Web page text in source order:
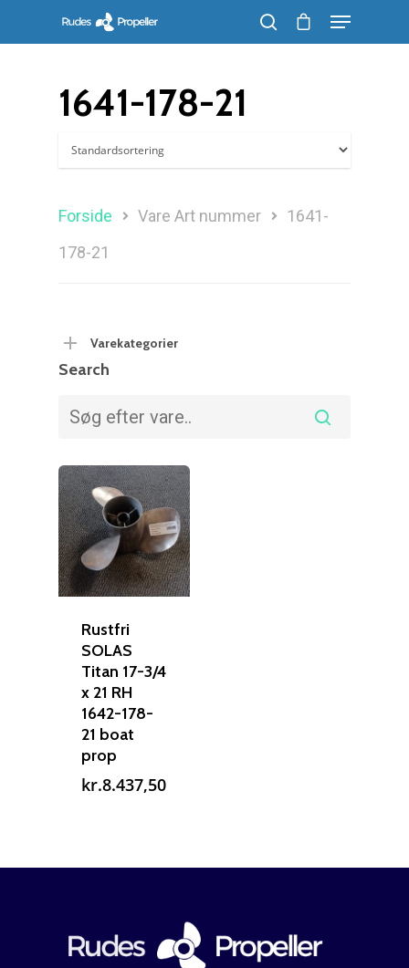
Søg efter et produkt, og tryk på enter
1641-178-21
Forside Vare Art nummer
1641-
178-21
Varekategorier
Search
Rustfri
SOLAS
Titan 17-3/4
x 21 RH
1642-178-
21 boat
prop
kr.8.437,50
Reparation
Før / efter
Aksler i tommer
Shop